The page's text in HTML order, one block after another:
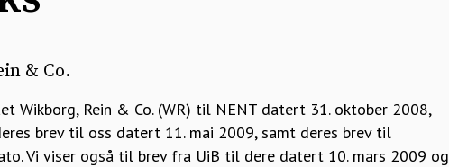
& Co.
Wikborg, Rein & Co. (WR) til NENT datert 31. oktober 2008,
brev til oss datert 11. mai 2009, samt deres brev til
Vi viser også til brev fra UiB til dere datert 10. mars 2009 og